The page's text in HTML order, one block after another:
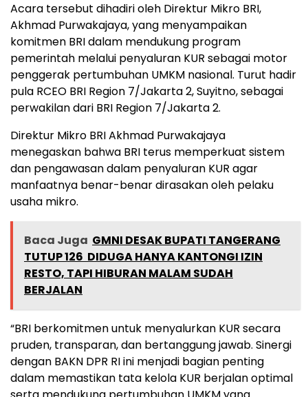
Acara tersebut dihadiri oleh Direktur Mikro BRI,
Akhmad Purwakajaya, yang menyampaikan
komitmen BRI dalam mendukung program
pemerintah melalui penyaluran KUR sebagai motor
penggerak pertumbuhan UMKM nasional. Turut hadir
pula RCEO BRI Region 7/Jakarta 2, Suyitno, sebagai
perwakilan dari BRI Region 7/Jakarta 2.
Direktur Mikro BRI Akhmad Purwakajaya
menegaskan bahwa BRI terus memperkuat sistem
dan pengawasan dalam penyaluran KUR agar
manfaatnya benar-benar dirasakan oleh pelaku
usaha mikro.
Baca Juga GMNI DESAK BUPATI TANGERANG
TUTUP 126 DIDUGA HANYA KANTONGI IZIN
RESTO, TAPI HIBURAN MALAM SUDAH
BERJALAN
“BRI berkomitmen untuk menyalurkan KUR secara
pruden, transparan, dan bertanggung jawab. Sinergi
dengan BAKN DPR RI ini menjadi bagian penting
dalam memastikan tata kelola KUR berjalan optimal